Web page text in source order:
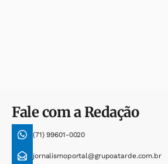
Fale com a Redação
(71) 99601-0020
jornalismoportal@grupoatarde.com.br